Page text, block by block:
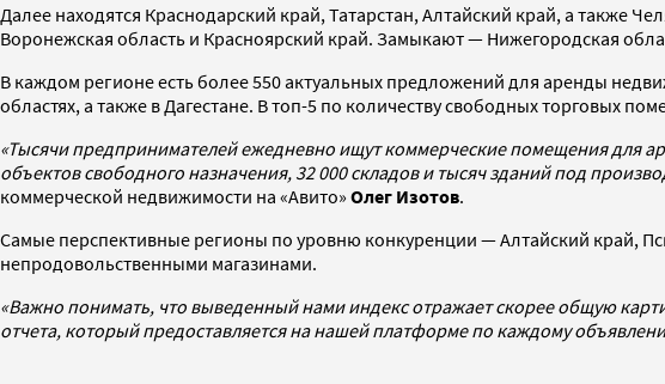
Далее находятся Краснодарский край, Татарстан, Алтайский край, а также
Воронежская область и Красноярский край. Замыкают — Нижегородская
В каждом регионе есть более 550 актуальных предложений для аренды
областях, а также в Дагестане. В топ-5 по количеству свободных торговых
«Тысячи предпринимателей ежедневно ищут коммерческие помещения для
объектов свободного назначения, 32 000 складов и тысяч зданий под
коммерческой недвижимости на «Авито» Олег Изотов.
Самые перспективные регионы по уровню конкуренции — Алтайский край,
непродовольственными магазинами.
«Важно понимать, что выведенный нами индекс отражает скорее общую
отчета, который предоставляется на нашей платформе по каждому